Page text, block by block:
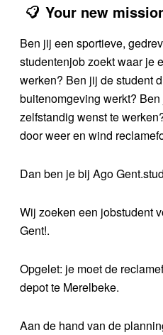
Your new
Ben jij een sportieve,
studentenjob zoekt waar je
werken? Ben jij de student
buitenomgeving werkt?
zelfstandig wenst te
door weer en wind
Dan ben je bij Ago
Wij zoeken een jobstudent
Gent!.
Opgelet: je moet de
depot te Merelbeke.
Aan de hand van de